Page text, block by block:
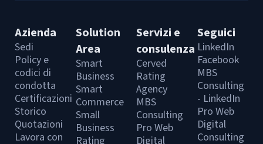
Azienda
Sedi
Policy e
codici di
condotta
Certificazioni
Storico
Quotazioni
Lavora con
Solution
Area
Smart
Business
Smart
Commerce
Small
Business
Rating
Servizi e
consulenza
Cerved
Rating
Agency
MBS
Consulting
Pro Web
Digital
Seguici
LinkedIn
Facebook
MBS
Consulting
- LinkedIn
Pro Web
Digital
Consulting